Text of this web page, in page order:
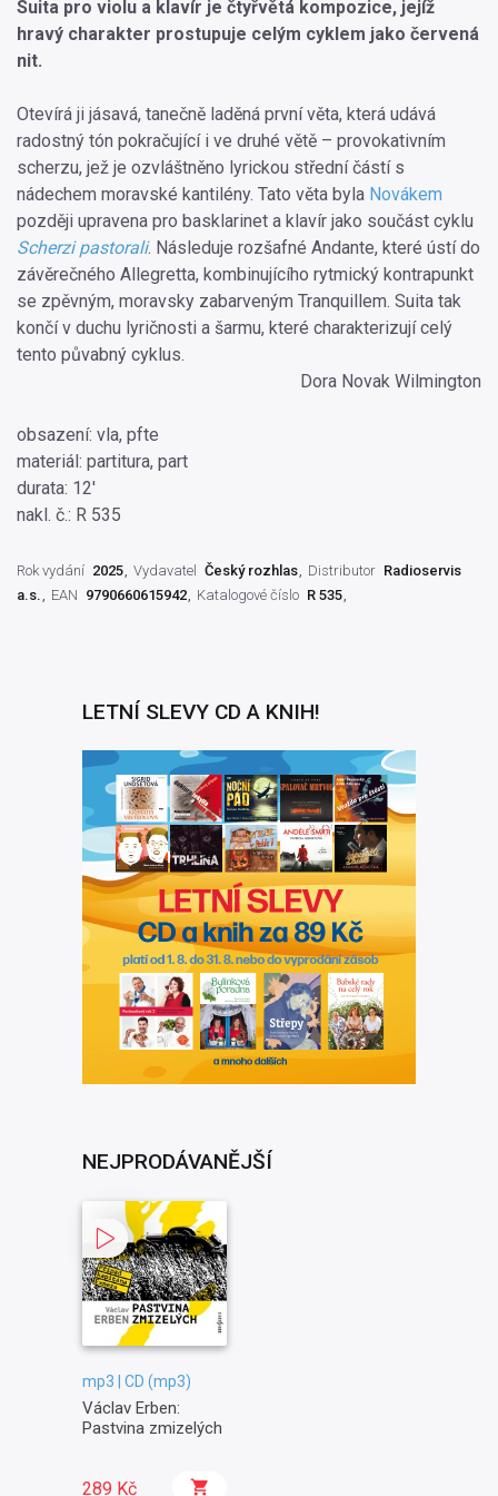
Suita pro violu a klavír je čtyřvětá kompozice, jejíž
hravý charakter prostupuje celým cyklem jako červená
nit.
Otevírá ji jásavá, tanečně laděná první věta, která udává
radostný tón pokračující i ve druhé větě – provokativním
scherzu, jež je ozvláštněno lyrickou střední částí s
nádechem moravské kantilény. Tato věta byla Novákem
později upravena pro basklarinet a klavír jako součást cyklu
Scherzi pastorali. Následuje rozšafné Andante, které ústí do
závěrečného Allegretta, kombinujícího rytmický kontrapunkt
se zpěvným, moravsky zabarveným Tranquillem. Suita tak
končí v duchu lyričnosti a šarmu, které charakterizují celý
tento půvabný cyklus.
Dora Novak Wilmington
obsazení: vla, pfte
materiál: partitura, part
durata: 12'
nakl. č.: R 535
Rok vydání 2025 Vydavatel Český rozhlas Distributor Radioservis
a.s.
EAN 9790660615942 Katalogové číslo R 535
LETNÍ SLEVY CD A KNIH!
NEJPRODÁVANĚJŠÍ
mp3 | CD (mp3)
Václav Erben:
Pastvina zmizelých
289 Kč